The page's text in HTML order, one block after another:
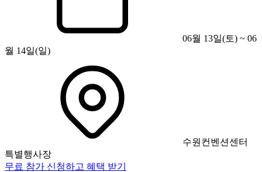
06월 13일(토) ~ 06
월 14일(일)
수원컨벤션센터
특별행사장
무료 참가 신청하고 혜택 받기